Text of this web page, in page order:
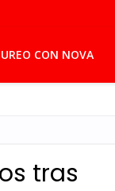
CON NOVA
tras